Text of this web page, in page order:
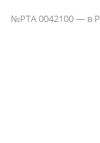
№РТА 0042100 — в